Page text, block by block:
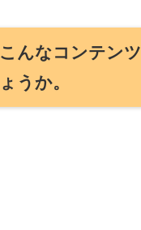
こんなコンテン
ょうか。